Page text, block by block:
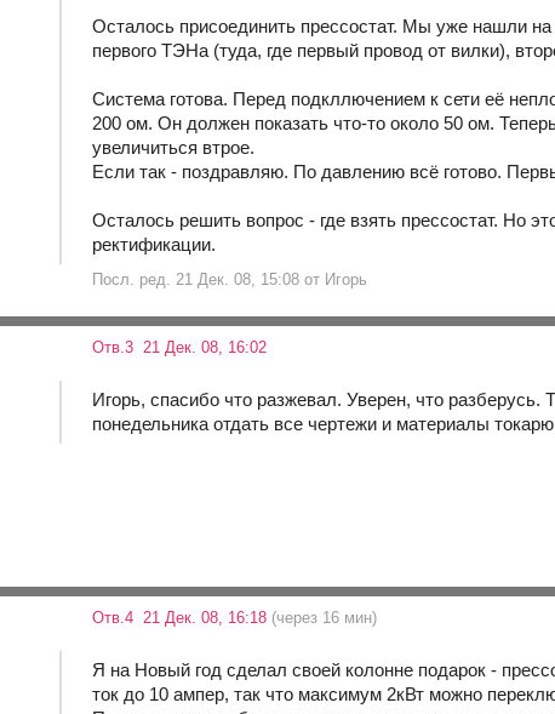
Осталось присоединить прессостат. Мы уже нашли
первого ТЭНа (туда, где первый провод от вилки),
Система готова. Перед подкллючением к сети её
200 ом. Он должен показать что-то около 50 ом.
увеличиться втрое.
Если так - поздравляю. По давлению всё готово.
Осталось решить вопрос - где взять прессостат. Но
ректификации.
Посл. ред. 21 Дек. 08, 15:08 от Игорь
Отв.3 21 Дек. 08, 16:02
Игорь, спасибо что разжевал. Уверен, что разберусь.
понедельника отдать все чертежи и материалы
Отв.4 21 Дек. 08, 16:18 (через 16 мин)
Я на Новый год сделал своей колонне подарок -
ток до 10 ампер, так что максимум 2кВт можно